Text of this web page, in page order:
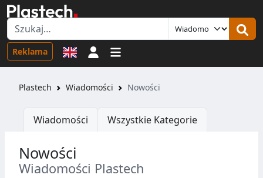
Reklama Logowanie
Plastech Wiadomości Nowości
Wiadomości Wszystkie Kategorie
Nowości
Wiadomości Plastech